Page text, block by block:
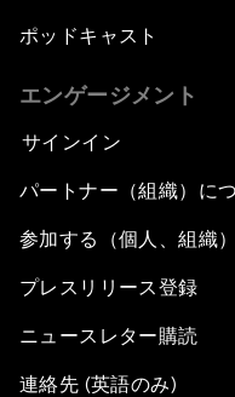
ポッドキャスト
エンゲージメント
サインイン
パートナー（組織）に
参加する（個人、組織）
プレスリリース登録
ニュースレター購読
連絡先 (英語のみ)